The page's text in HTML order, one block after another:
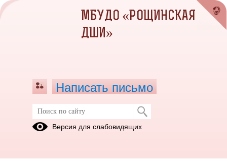
I тур конкурса исполнителей этюдов
на фортепиано имени Ю.И.Ананьева
МБУДО «РОЩИНСКАЯ
ДШИ»
Написать письмо
Версия для слабовидящих